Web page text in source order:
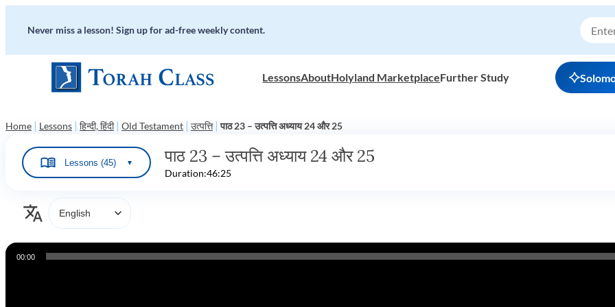
Never miss a lesson! Sign up for ad-free weekly content.
LessonsAboutHolyland MarketplaceFurther Study
Home | Lessons | हिन्दी, हिंदी| Old Testament | उत्पत्ति|पाठ 23 – उत्पत्ति अध्याय 24 और 25
Lessons (45) ▼ पाठ 23 – उत्पत्ति अध्याय 24 और 25
Duration:46:25
Audio00:00